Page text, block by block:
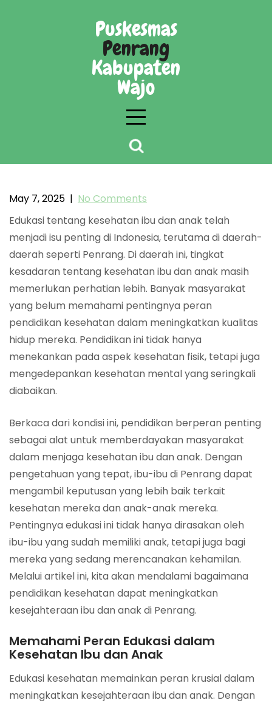
Puskesmas
Penrang
Kabupaten
Wajo
Anak (Kia) Anak-Anak Penrang
May 7, 2025 | No Comments
Edukasi tentang kesehatan ibu dan anak telah
menjadi isu penting di Indonesia, terutama di daerah-
daerah seperti Penrang. Di daerah ini, tingkat
kesadaran tentang kesehatan ibu dan anak masih
memerlukan perhatian lebih. Banyak masyarakat
yang belum memahami pentingnya peran
pendidikan kesehatan dalam meningkatkan kualitas
hidup mereka. Pendidikan ini tidak hanya
menekankan pada aspek kesehatan fisik, tetapi juga
mengedepankan kesehatan mental yang seringkali
diabaikan.
Berkaca dari kondisi ini, pendidikan berperan penting
sebagai alat untuk memberdayakan masyarakat
dalam menjaga kesehatan ibu dan anak. Dengan
pengetahuan yang tepat, ibu-ibu di Penrang dapat
mengambil keputusan yang lebih baik terkait
kesehatan mereka dan anak-anak mereka.
Pentingnya edukasi ini tidak hanya dirasakan oleh
ibu-ibu yang sudah memiliki anak, tetapi juga bagi
mereka yang sedang merencanakan kehamilan.
Melalui artikel ini, kita akan mendalami bagaimana
pendidikan kesehatan dapat meningkatkan
kesejahteraan ibu dan anak di Penrang.
Memahami Peran Edukasi dalam
Kesehatan Ibu dan Anak
Edukasi kesehatan memainkan peran krusial dalam
meningkatkan kesejahteraan ibu dan anak. Dengan